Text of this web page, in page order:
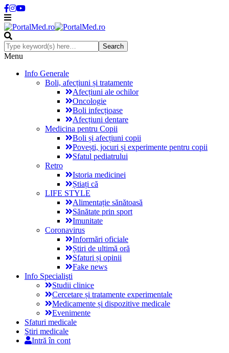
Menu
Info Generale
Boli, afecțiuni și tratamente
Afecțiuni ale ochilor
Oncologie
Boli infecțioase
Afecțiuni dentare
Medicina pentru Copii
Boli și afecțiuni copii
Povești, jocuri și experimente pentru copii
Sfatul pediatrului
Retro
Istoria medicinei
Știați că
LIFE STYLE
Alimentație sănătoasă
Sănătate prin sport
Imunitate
Coronavirus
Informări oficiale
Știri de ultimă oră
Sfaturi și opinii
Fake news
Info Specialişti
Studii clinice
Cercetare și tratamente experimentale
Medicamente și dispozitive medicale
Evenimente
Sfaturi medicale
Ştiri medicale
Intră în cont